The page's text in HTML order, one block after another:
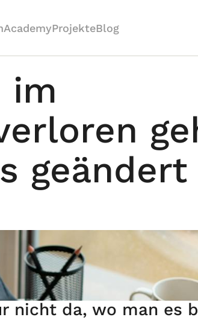
AcademyProjekteBlog
im
geändert
nicht da, wo man es